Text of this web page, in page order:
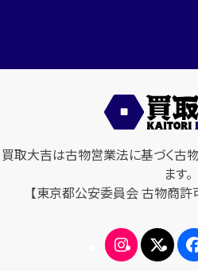
買取大吉は古物営業法に基づく古
ます。
【東京都公安委員会 古物商